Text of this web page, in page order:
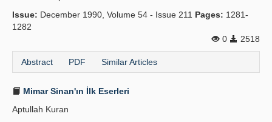
Issue: December 1990, Volume 54 - Issue 211 Pages: 1281-
1282
0
2518
Abstract PDF Similar Articles
Mimar Sinan'ın İlk Eserleri
Aptullah Kuran